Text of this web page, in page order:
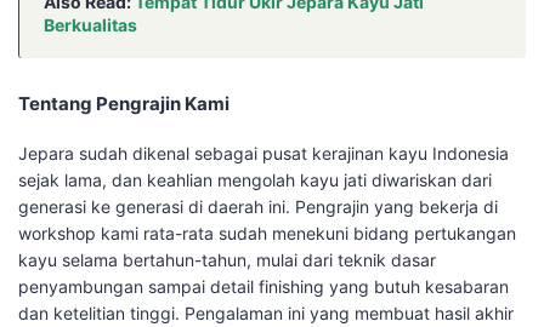
Berkualitas
Tentang Pengrajin Kami
Jepara sudah dikenal sebagai pusat kerajinan kayu Indonesia
sejak lama, dan keahlian mengolah kayu jati diwariskan dari
generasi ke generasi di daerah ini. Pengrajin yang bekerja di
workshop kami rata-rata sudah menekuni bidang pertukangan
kayu selama bertahun-tahun, mulai dari teknik dasar
penyambungan sampai detail finishing yang butuh kesabaran
dan ketelitian tinggi. Pengalaman ini yang membuat hasil akhir